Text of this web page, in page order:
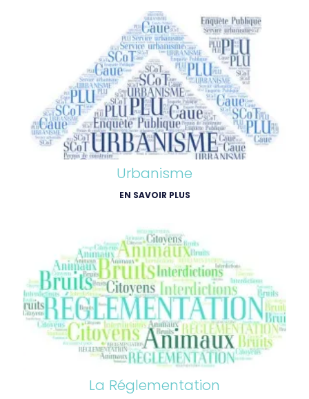
Urbanisme
EN SAVOIR PLUS
La Réglementation